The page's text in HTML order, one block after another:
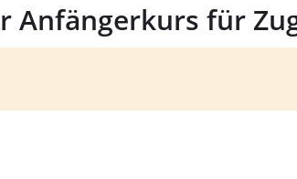
Anfängerkurs für